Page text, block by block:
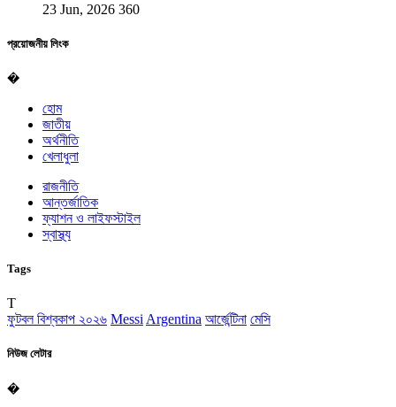
23 Jun, 2026 360
প্রয়োজনীয় লিংক
�
হোম
জাতীয়
অর্থনীতি
খেলাধুলা
রাজনীতি
আন্তর্জাতিক
ফ্যাশন ও লাইফস্টাইল
স্বাস্থ্য
Tags
T
ফুটবল বিশ্বকাপ ২০২৬ Messi Argentina আর্জেন্টিনা মেসি
নিউজ লেটার
�